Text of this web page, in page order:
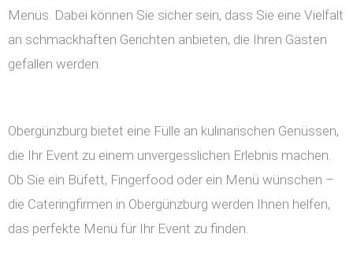
Menüs. Dabei können Sie sicher sein, dass Sie eine Vielfalt
an schmackhaften Gerichten anbieten, die Ihren Gästen
gefallen werden.
Obergünzburg bietet eine Fülle an kulinarischen Genüssen,
die Ihr Event zu einem unvergesslichen Erlebnis machen.
Ob Sie ein Büfett, Fingerfood oder ein Menü wünschen –
die Cateringfirmen in Obergünzburg werden Ihnen helfen,
das perfekte Menü für Ihr Event zu finden.